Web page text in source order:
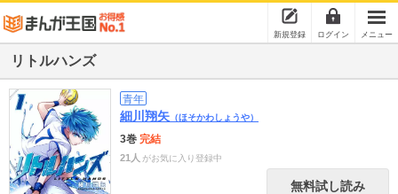
新規登録 ログイン メニュー
リトルハンズ
青年
細川翔矢 （ほそかわしょうや）
3巻 完結
21人 がお気に入り登録中
無料試し読み